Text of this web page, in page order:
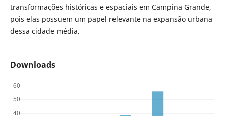
transformações históricas e espaciais em Campina Grande,
pois elas possuem um papel relevante na expansão urbana
dessa cidade média.
Downloads